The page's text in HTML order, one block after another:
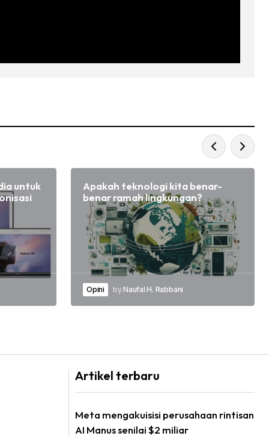
untuk
Apakah teknologi kita benar-
benar ramah lingkungan?
Opini byNaufal H. Rabbani
Artikel terbaru
Meta mengakuisisi perusahaan rintisan
AI Manus senilai $2 miliar